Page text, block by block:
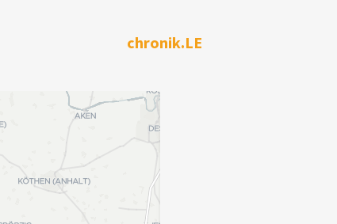
chronik.LE